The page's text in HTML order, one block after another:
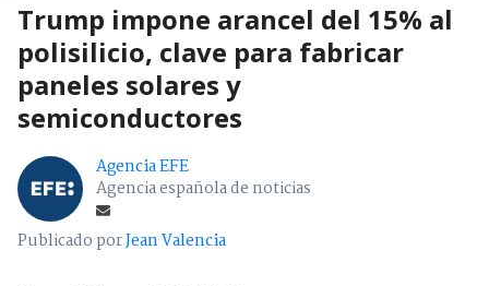
Trump impone arancel del 15% al
polisilicio, clave para fabricar
paneles solares y
semiconductores
Agencia EFE
Agencia española de noticias
Publicado porJean Valencia